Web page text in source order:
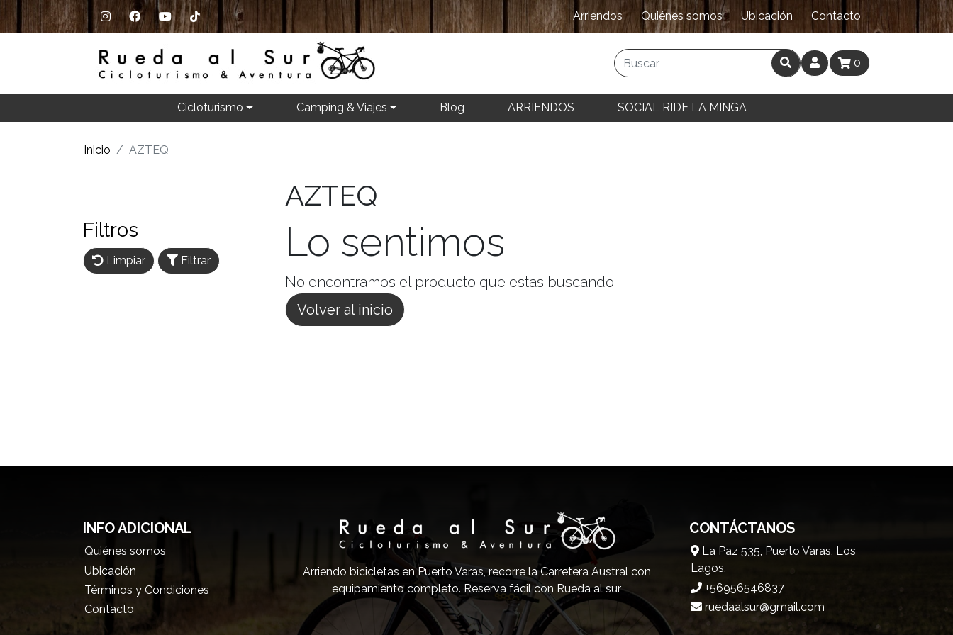
Arriendos Quiénes somos Ubicación Contacto
0
Cicloturismo Camping & Viajes Blog ARRIENDOS SOCIAL RIDE LA MINGA
Inicio AZTEQ
AZTEQ
Filtros
Limpiar Filtrar Lo sentimos
No encontramos el producto que estas buscando
Volver al inicio
INFO ADICIONAL
Quiénes somos
Ubicación
Términos y Condiciones
Contacto
Arriendo bicicletas en Puerto Varas, recorre la Carretera Austral con
equipamiento completo. Reserva fácil con Rueda al sur
CONTÁCTANOS
La Paz 535, Puerto Varas, Los
Lagos.
+56956546837
ruedaalsur@gmail.com